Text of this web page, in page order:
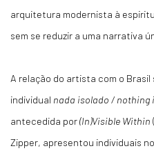
arquitetura modernista à
sem se reduzir a uma narrativa
A relação do artista com o
individual nada isolado / nothing
antecedida por(In)Visible Within
Zipper, apresentou individuais